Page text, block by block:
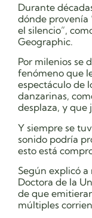
Durante
dónde provenía
el silencio”,
Geographic.
Por milenios se
fenómeno que
espectáculo de
danzarinas,
desplaza, y que
Y siempre se
sonido podría
esto está
Según explicó
Doctora de la
de que
múltiples